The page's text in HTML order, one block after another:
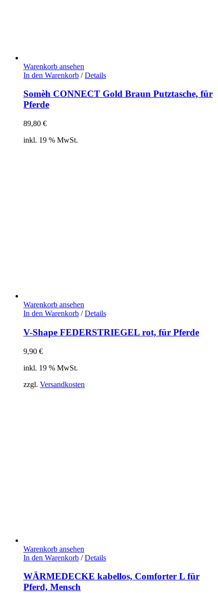
Warenkorb ansehen
In den Warenkorb / Details
Somèh CONNECT Gold Braun Putztasche, für
Pferde
89,80 €
inkl. 19 % MwSt.
Warenkorb ansehen
In den Warenkorb / Details
V-Shape FEDERSTRIEGEL rot, für Pferde
9,90 €
inkl. 19 % MwSt.
zzgl. Versandkosten
Warenkorb ansehen
In den Warenkorb / Details
WÄRMEDECKE kabellos, Comforter L für
Pferd, Mensch